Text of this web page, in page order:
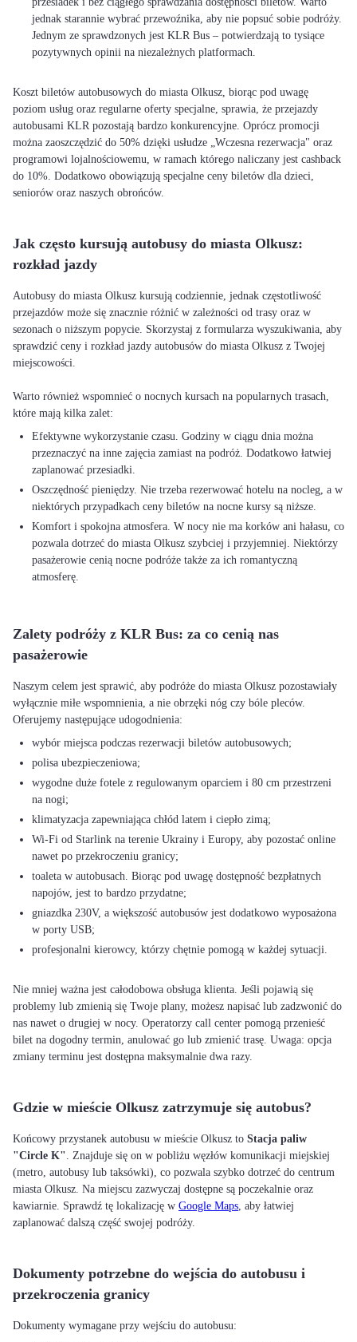
jednak starannie wybrać przewoźnika, aby nie popsuć sobie podróży.
Jednym ze sprawdzonych jest KLR Bus – potwierdzają to tysiące
pozytywnych opinii na niezależnych platformach.
Koszt biletów autobusowych do miasta Olkusz, biorąc pod uwagę
poziom usług oraz regularne oferty specjalne, sprawia, że przejazdy
autobusami KLR pozostają bardzo konkurencyjne. Oprócz promocji
można zaoszczędzić do 50% dzięki usłudze „Wczesna rezerwacja" oraz
programowi lojalnościowemu, w ramach którego naliczany jest cashback
do 10%. Dodatkowo obowiązują specjalne ceny biletów dla dzieci,
seniorów oraz naszych obrońców.
Jak często kursują autobusy do miasta Olkusz:
rozkład jazdy
Autobusy do miasta Olkusz kursują codziennie, jednak częstotliwość
przejazdów może się znacznie różnić w zależności od trasy oraz w
sezonach o niższym popycie. Skorzystaj z formularza wyszukiwania, aby
sprawdzić ceny i rozkład jazdy autobusów do miasta Olkusz z Twojej
miejscowości.
Warto również wspomnieć o nocnych kursach na popularnych trasach,
Efektywne wykorzystanie czasu. Godziny w ciągu dnia można
przeznaczyć na inne zajęcia zamiast na podróż. Dodatkowo łatwiej
zaplanować przesiadki.
Oszczędność pieniędzy. Nie trzeba rezerwować hotelu na nocleg, a w
niektórych przypadkach ceny biletów na nocne kursy są niższe.
Komfort i spokojna atmosfera. W nocy nie ma korków ani hałasu, co
pozwala dotrzeć do miasta Olkusz szybciej i przyjemniej. Niektórzy
pasażerowie cenią nocne podróże także za ich romantyczną
atmosferę.
Zalety podróży z KLR Bus: za co cenią nas
pasażerowie
Naszym celem jest sprawić, aby podróże do miasta Olkusz pozostawiały
wyłącznie miłe wspomnienia, a nie obrzęki nóg czy bóle pleców.
wybór miejsca podczas rezerwacji biletów autobusowych;
polisa ubezpieczeniowa;
wygodne duże fotele z regulowanym oparciem i 80 cm przestrzeni
na nogi;
klimatyzacja zapewniająca chłód latem i ciepło zimą;
Wi-Fi od Starlink na terenie Ukrainy i Europy, aby pozostać online
nawet po przekroczeniu granicy;
toaleta w autobusach. Biorąc pod uwagę dostępność bezpłatnych
napojów, jest to bardzo przydatne;
gniazdka 230V, a większość autobusów jest dodatkowo wyposażona
w porty USB;
profesjonalni kierowcy, którzy chętnie pomogą w każdej sytuacji.
Nie mniej ważna jest całodobowa obsługa klienta. Jeśli pojawią się
problemy lub zmienią się Twoje plany, możesz napisać lub zadzwonić do
nas nawet o drugiej w nocy. Operatorzy call center pomogą przenieść
bilet na dogodny termin, anulować go lub zmienić trasę. Uwaga: opcja
zmiany terminu jest dostępna maksymalnie dwa razy.
Gdzie w mieście Olkusz zatrzymuje się autobus?
Końcowy przystanek autobusu w mieście Olkusz to Stacja paliw
"Circle K". Znajduje się on w pobliżu węzłów komunikacji miejskiej
(metro, autobusy lub taksówki), co pozwala szybko dotrzeć do centrum
miasta Olkusz. Na miejscu zazwyczaj dostępne są poczekalnie oraz
kawiarnie. Sprawdź tę lokalizację w Google Maps, aby łatwiej
zaplanować dalszą część swojej podróży.
Dokumenty potrzebne do wejścia do autobusu i
przekroczenia granicy